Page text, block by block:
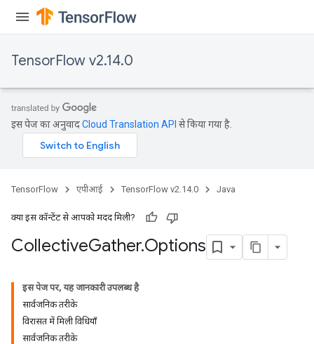
TensorFlow v2.14.0
इस पेज का अनुवादCloud Translation API से किया गया है.
TensorFlow एपीआई TensorFlow v2.14.0 Java
क्या इस कॉन्टेंट से आपको मदद मिली?
CollectiveGather.Options
इस पेज पर, यह जानकारी उपलब्ध है
सार्वजनिक तरीके
विरासत में मिली विधियाँ
सार्वजनिक तरीके